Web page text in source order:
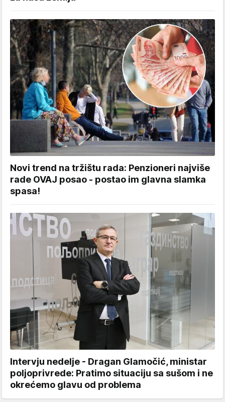
Novi trend na tržištu rada: Penzioneri najviše
rade OVAJ posao - postao im glavna slamka
spasa!
Intervju nedelje - Dragan Glamočić, ministar
poljoprivrede: Pratimo situaciju sa sušom i ne
okrećemo glavu od problema